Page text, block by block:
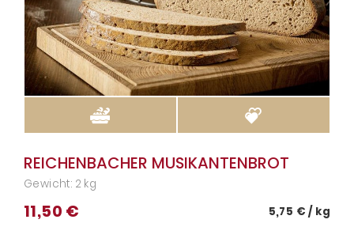
REICHENBACHER MUSIKANTENBROT
Gewicht: 2 kg
11,50 € 5,75 € / kg